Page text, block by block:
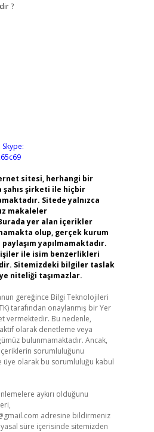
?
Skype:
sitesi, herhangi bir
şahıs şirketi ile hiçbir
Sitede yalnızca
makaleler
yer alan içerikler
olup, gerçek kurum
yapılmamaktadır.
ile isim benzerlikleri
Sitemizdeki bilgiler taslak
niteliği taşımazlar.
gereğince Bilgi Teknolojileri
tarafından onaylanmış bir Yer
vermektedir. Bu nedenle,
olarak denetleme veya
bulunmamaktadır. Ancak,
sorumluluğunu
üye olarak bu sorumluluğu kabul
aykırı olduğunu
adresine bildirmeniz
süre içerisinde sitemizden